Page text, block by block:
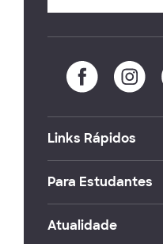
Links Rápidos
Para Estudantes
Atualidade